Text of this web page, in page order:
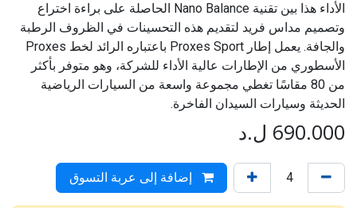
الأداء هذا بين تقنية Nano Balance الحاصلة على براءة اختراع
وتصميم مداس فريد لتقديم هذه التحسينات في الظروف الرطبة
والجافة. يعمل إطار Proxes Sport باعتباره الرائد لخط Proxes
الأسطوري من الإطارات عالية الأداء للشركة، وهو متوفر بأكثر
من 80 مقاسًا تغطي مجموعة واسعة من السيارات الرياضية
الحديثة وسيارات السيدان الفاخرة.
690.000 ل.د
إضافة إلى عربة التسوق